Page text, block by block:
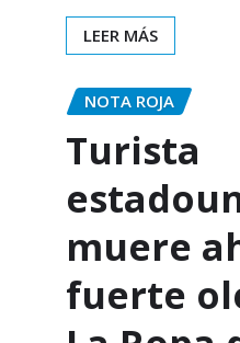
LEER MÁS
NOTA ROJA
Turista
muere
fuerte